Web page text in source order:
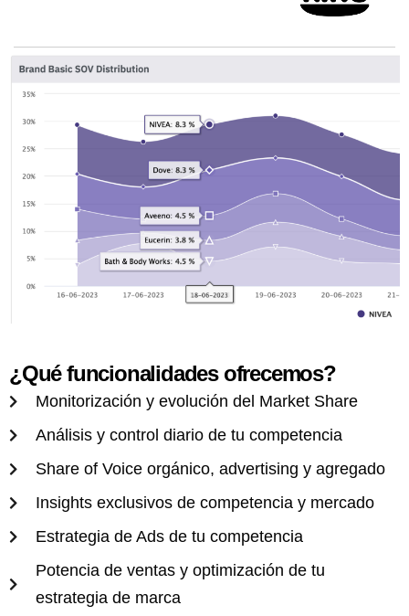
¿Qué funcionalidades ofrecemos?
Monitorización y evolución del Market Share
Análisis y control diario de tu competencia
Share of Voice orgánico, advertising y agregado
Insights exclusivos de competencia y mercado
Estrategia de Ads de tu competencia
Potencia de ventas y optimización de tu
estrategia de marca